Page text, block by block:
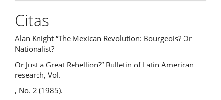
Citas
Alan Knight “The Mexican Revolution: Bourgeois? Or
Nationalist?
Or Just a Great Rebellion?” Bulletin of Latin American
research, Vol.
, No. 2 (1985).